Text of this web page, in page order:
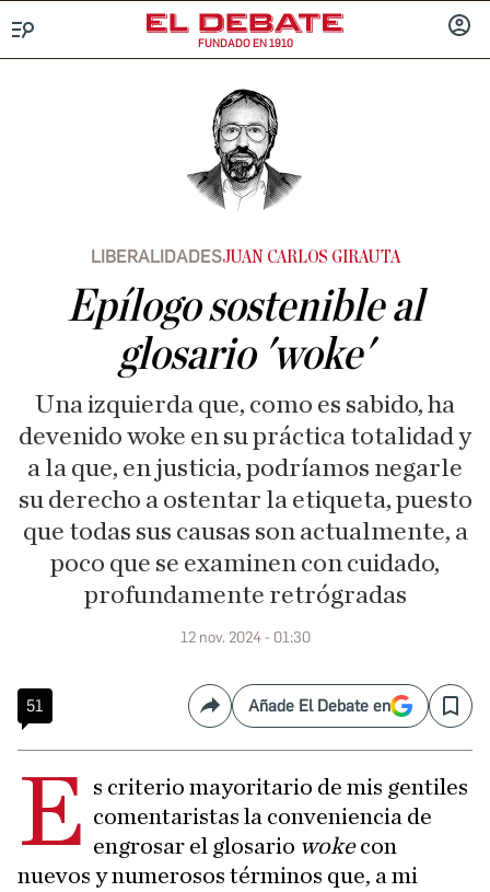
FUNDADO EN 1910
LIBERALIDADESJUAN CARLOS GIRAUTA
Epílogo sostenible al
glosario 'woke'
Una izquierda que, como es sabido, ha
devenido woke en su práctica totalidad y
a la que, en justicia, podríamos negarle
su derecho a ostentar la etiqueta, puesto
que todas sus causas son actualmente, a
poco que se examinen con cuidado,
profundamente retrógradas
12 nov. 2024 - 01:30
51 CompartirAñade El Debate en Save
E s criterio mayoritario de mis gentiles
comentaristas la conveniencia de
engrosar el glosario wokecon
nuevos y numerosos términos que, a mi